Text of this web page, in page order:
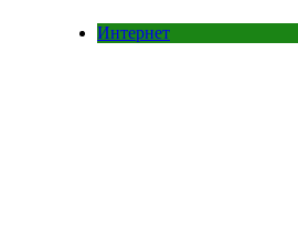
Интернет